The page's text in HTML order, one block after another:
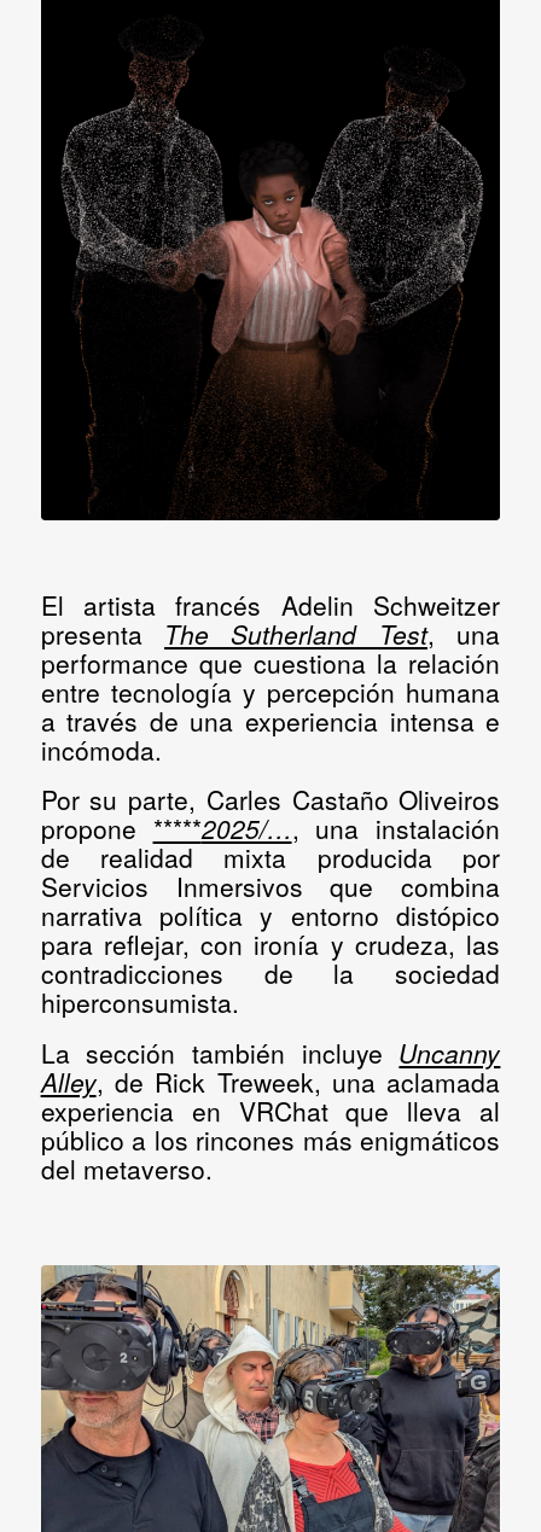
El artista francés Adelin Schweitzer
presenta The Sutherland Test, una
performance que cuestiona la relación
entre tecnología y percepción humana
a través de una experiencia intensa e
incómoda.
Por su parte, Carles Castaño Oliveiros
propone *****2025/…, una instalación
de realidad mixta producida por
Servicios Inmersivos que combina
narrativa política y entorno distópico
para reflejar, con ironía y crudeza, las
contradicciones de la sociedad
hiperconsumista.
La sección también incluye Uncanny
Alley, de Rick Treweek, una aclamada
experiencia en VRChat que lleva al
público a los rincones más enigmáticos
del metaverso.